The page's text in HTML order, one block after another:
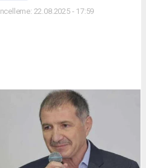
22.08.2025 - 17:59